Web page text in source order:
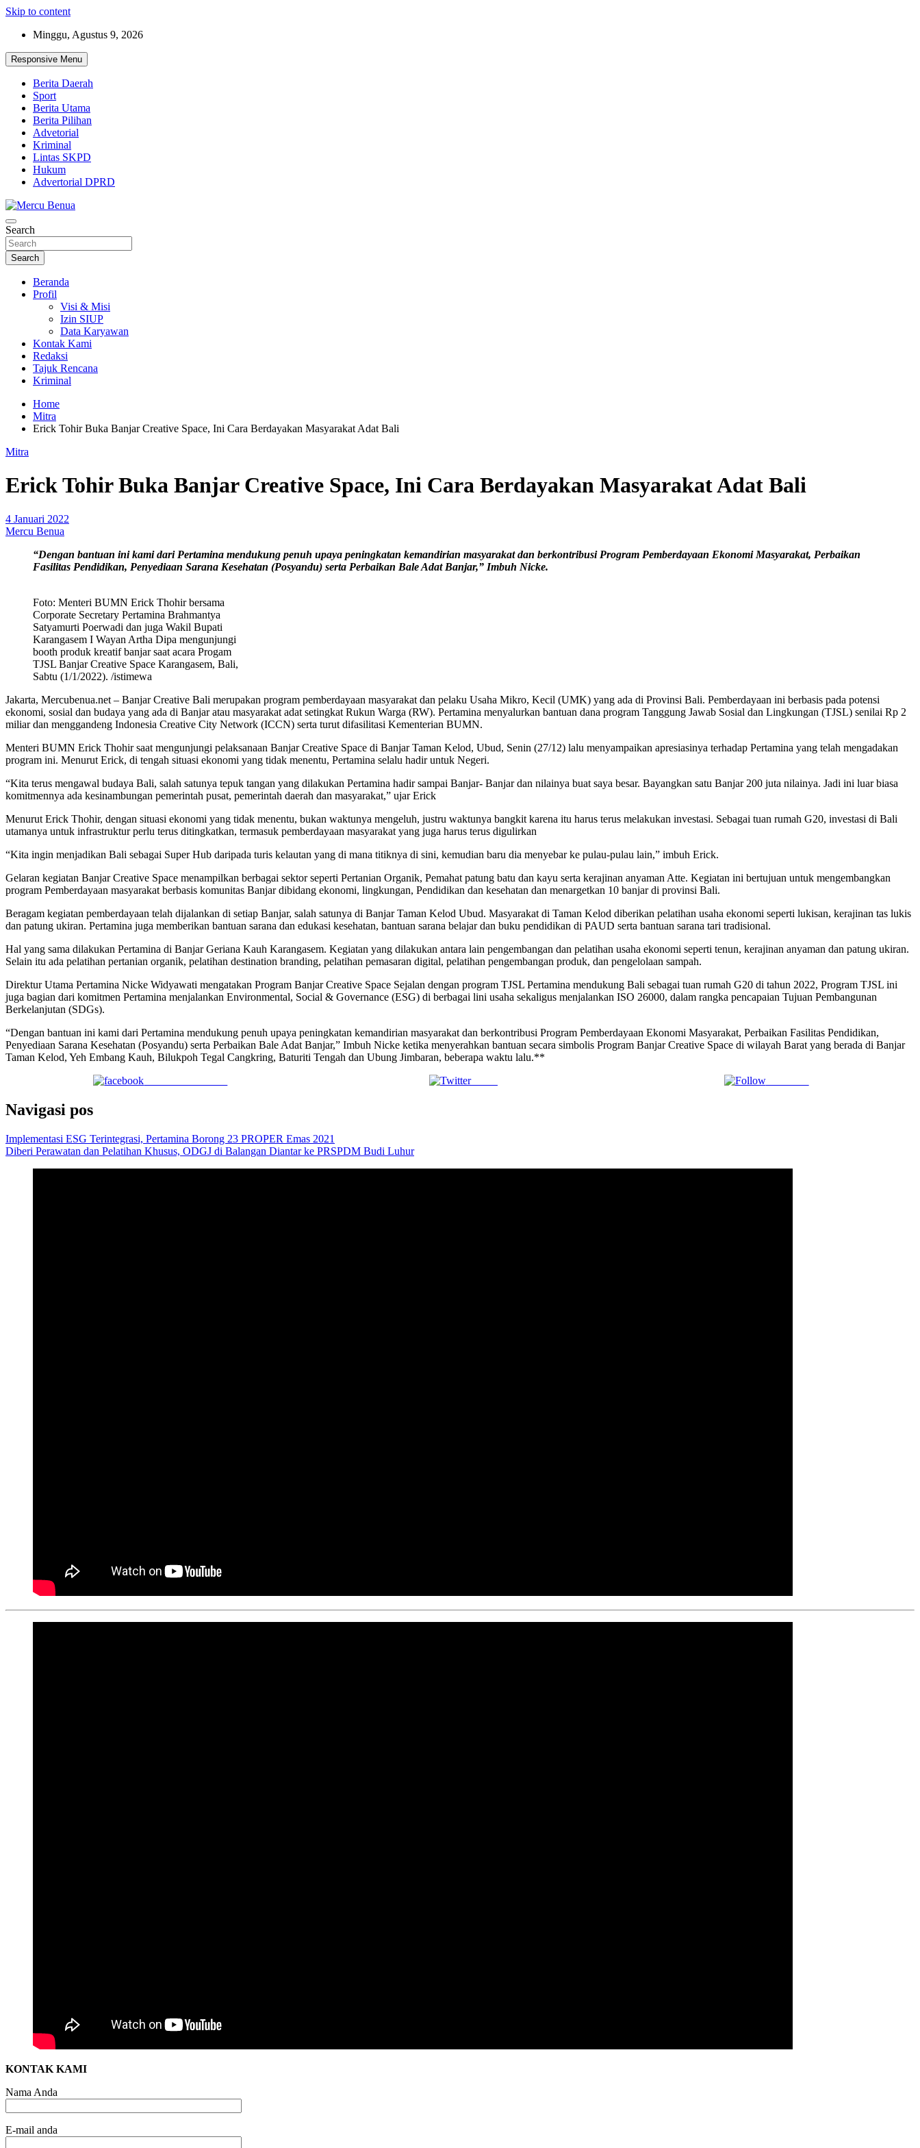
Skip to content
Minggu, Agustus 9, 2026
Responsive Menu
Berita Daerah
Sport
Berita Utama
Berita Pilihan
Advetorial
Kriminal
Lintas SKPD
Hukum
Advertorial DPRD
Mercu Benua
Suara Masyarakat Bawah
Search
Search
Beranda
Profil
Visi & Misi
Izin SIUP
Data Karyawan
Kontak Kami
Redaksi
Tajuk Rencana
Kriminal
Home
Mitra
Erick Tohir Buka Banjar Creative Space, Ini Cara Berdayakan Masyarakat Adat Bali
Mitra
Erick Tohir Buka Banjar Creative Space, Ini Cara Berdayakan Masyarakat Adat Bali
4 Januari 2022
Mercu Benua
“Dengan bantuan ini kami dari Pertamina mendukung penuh upaya peningkatan kemandirian masyarakat dan berkontribusi Program Pemberdayaan Ekonomi Masyarakat, Perbaikan
Fasilitas Pendidikan, Penyediaan Sarana Kesehatan (Posyandu) serta Perbaikan Bale Adat Banjar,” Imbuh Nicke.
Foto: Menteri BUMN Erick Thohir bersama
Corporate Secretary Pertamina Brahmantya
Satyamurti Poerwadi dan juga Wakil Bupati
Karangasem I Wayan Artha Dipa mengunjungi
booth produk kreatif banjar saat acara Progam
TJSL Banjar Creative Space Karangasem, Bali,
Sabtu (1/1/2022). /istimewa
Jakarta, Mercubenua.net – Banjar Creative Bali merupakan program pemberdayaan masyarakat dan pelaku Usaha Mikro, Kecil (UMK) yang ada di Provinsi Bali. Pemberdayaan ini berbasis pada potensi
ekonomi, sosial dan budaya yang ada di Banjar atau masyarakat adat setingkat Rukun Warga (RW). Pertamina menyalurkan bantuan dana program Tanggung Jawab Sosial dan Lingkungan (TJSL) senilai Rp 2
miliar dan menggandeng Indonesia Creative City Network (ICCN) serta turut difasilitasi Kementerian BUMN.
Menteri BUMN Erick Thohir saat mengunjungi pelaksanaan Banjar Creative Space di Banjar Taman Kelod, Ubud, Senin (27/12) lalu menyampaikan apresiasinya terhadap Pertamina yang telah mengadakan
program ini. Menurut Erick, di tengah situasi ekonomi yang tidak menentu, Pertamina selalu hadir untuk Negeri.
“Kita terus mengawal budaya Bali, salah satunya tepuk tangan yang dilakukan Pertamina hadir sampai Banjar- Banjar dan nilainya buat saya besar. Bayangkan satu Banjar 200 juta nilainya. Jadi ini luar biasa
komitmennya ada kesinambungan pemerintah pusat, pemerintah daerah dan masyarakat,” ujar Erick
Menurut Erick Thohir, dengan situasi ekonomi yang tidak menentu, bukan waktunya mengeluh, justru waktunya bangkit karena itu harus terus melakukan investasi. Sebagai tuan rumah G20, investasi di Bali
utamanya untuk infrastruktur perlu terus ditingkatkan, termasuk pemberdayaan masyarakat yang juga harus terus digulirkan
“Kita ingin menjadikan Bali sebagai Super Hub daripada turis kelautan yang di mana titiknya di sini, kemudian baru dia menyebar ke pulau-pulau lain,” imbuh Erick.
Gelaran kegiatan Banjar Creative Space menampilkan berbagai sektor seperti Pertanian Organik, Pemahat patung batu dan kayu serta kerajinan anyaman Atte. Kegiatan ini bertujuan untuk mengembangkan
program Pemberdayaan masyarakat berbasis komunitas Banjar dibidang ekonomi, lingkungan, Pendidikan dan kesehatan dan menargetkan 10 banjar di provinsi Bali.
Beragam kegiatan pemberdayaan telah dijalankan di setiap Banjar, salah satunya di Banjar Taman Kelod Ubud. Masyarakat di Taman Kelod diberikan pelatihan usaha ekonomi seperti lukisan, kerajinan tas lukis
dan patung ukiran. Pertamina juga memberikan bantuan sarana dan edukasi kesehatan, bantuan sarana belajar dan buku pendidikan di PAUD serta bantuan sarana tari tradisional.
Hal yang sama dilakukan Pertamina di Banjar Geriana Kauh Karangasem. Kegiatan yang dilakukan antara lain pengembangan dan pelatihan usaha ekonomi seperti tenun, kerajinan anyaman dan patung ukiran.
Selain itu ada pelatihan pertanian organik, pelatihan destination branding, pelatihan pemasaran digital, pelatihan pengembangan produk, dan pengelolaan sampah.
Direktur Utama Pertamina Nicke Widyawati mengatakan Program Banjar Creative Space Sejalan dengan program TJSL Pertamina mendukung Bali sebagai tuan rumah G20 di tahun 2022, Program TJSL ini
juga bagian dari komitmen Pertamina menjalankan Environmental, Social & Governance (ESG) di berbagai lini usaha sekaligus menjalankan ISO 26000, dalam rangka pencapaian Tujuan Pembangunan
Berkelanjutan (SDGs).
“Dengan bantuan ini kami dari Pertamina mendukung penuh upaya peningkatan kemandirian masyarakat dan berkontribusi Program Pemberdayaan Ekonomi Masyarakat, Perbaikan Fasilitas Pendidikan,
Penyediaan Sarana Kesehatan (Posyandu) serta Perbaikan Bale Adat Banjar,” Imbuh Nicke ketika menyerahkan bantuan secara simbolis Program Banjar Creative Space di wilayah Barat yang berada di Banjar
Taman Kelod, Yeh Embang Kauh, Bilukpoh Tegal Cangkring, Baturiti Tengah dan Ubung Jimbaran, beberapa waktu lalu.**
Tweet Follow us
Navigasi pos
Implementasi ESG Terintegrasi, Pertamina Borong 23 PROPER Emas 2021
Diberi Perawatan dan Pelatihan Khusus, ODGJ di Balangan Diantar ke PRSPDM Budi Luhur
KONTAK KAMI
Nama Anda
E-mail anda